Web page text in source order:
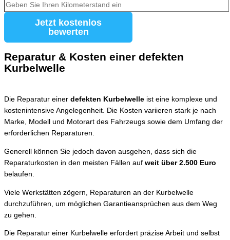
Jetzt kostenlos
bewerten
Reparatur & Kosten einer defekten
Kurbelwelle
Die Reparatur einer defekten Kurbelwelle ist eine komplexe und
kostenintensive Angelegenheit. Die Kosten variieren stark je nach
Marke, Modell und Motorart des Fahrzeugs sowie dem Umfang der
erforderlichen Reparaturen.
Generell können Sie jedoch davon ausgehen, dass sich die
Reparaturkosten in den meisten Fällen auf weit über 2.500 Euro
belaufen.
Viele Werkstätten zögern, Reparaturen an der Kurbelwelle
durchzuführen, um möglichen Garantieansprüchen aus dem Weg
zu gehen.
Die Reparatur einer Kurbelwelle erfordert präzise Arbeit und selbst